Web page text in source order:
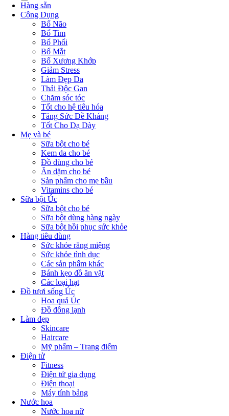
Hàng sẵn
Công Dụng
Bổ Não
Bổ Tim
Bổ Phổi
Bổ Mắt
Bổ Xương Khớp
Giảm Stress
Làm Đẹp Da
Thải Độc Gan
Chăm sóc tóc
Tốt cho hệ tiêu hóa
Tăng Sức Đề Kháng
Tốt Cho Dạ Dày
Mẹ và bé
Sữa bột cho bé
Kem da cho bé
Đồ dùng cho bé
Ăn dặm cho bé
Sản phẩm cho mẹ bầu
Vitamins cho bé
Sữa bột Úc
Sữa bột cho bé
Sữa bột dùng hàng ngày
Sữa bột hồi phục sức khỏe
Hàng tiêu dùng
Sức khỏe răng miệng
Sức khỏe tình dục
Các sản phẩm khác
Bánh kẹo đồ ăn vặt
Các loại hạt
Đồ tươi sống Úc
Hoa quả Úc
Đồ đông lạnh
Làm đẹp
Skincare
Haircare
Mỹ phẩm – Trang điểm
Điện tử
Fitness
Điện tử gia dụng
Điện thoại
Máy tính bảng
Nước hoa
Nước hoa nữ